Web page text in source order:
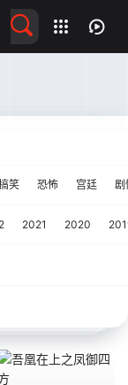
笑 恐怖 宫廷 剧
2021 2020